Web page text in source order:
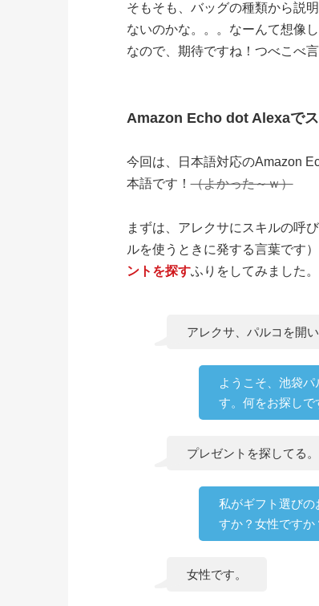
そもそも、バッグの種類から説
ないのかな。。。なーんて想像
なので、期待ですね！つべこべ
Amazon Echo dot Alexaで
今回は、日本語対応のAmazon
本語です！（よかった～ｗ）
まずは、アレクサにスキルの呼
ルを使うときに発する言葉です
ントを探すふりをしてみました。
アレクサ、パルコを開
ようこそ、池袋
す。何をお探しで
プレゼントを探してる。
私がギフト選び
すか？女性ですか
女性です。